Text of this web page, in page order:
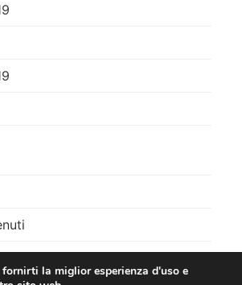
la miglior esperienza d'uso e